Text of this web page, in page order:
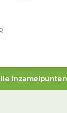
inzamelpunten